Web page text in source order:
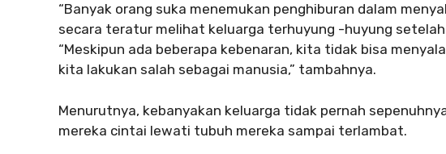
“Banyak orang suka menemukan penghiburan dalam
secara teratur melihat keluarga terhuyung -huyung
“Meskipun ada beberapa kebenaran, kita tidak bisa
kita lakukan salah sebagai manusia,” tambahnya.
Menurutnya, kebanyakan keluarga tidak pernah
mereka cintai lewati tubuh mereka sampai terlambat.